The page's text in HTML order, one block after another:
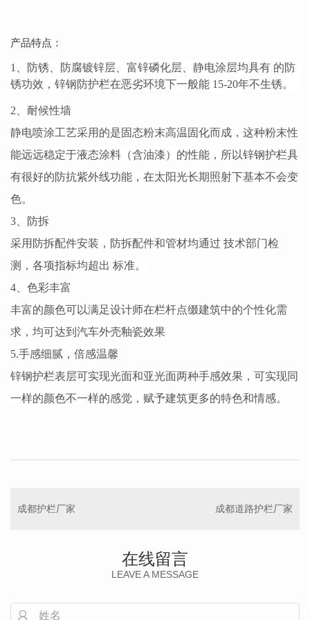
产品特点：
1、防锈、防腐镀锌层、富锌磷化层、静电涂层均具有 的防
锈功效，锌钢防护栏在恶劣环境下一般能 15-20年不生锈。
2、耐候性墙
静电喷涂工艺采用的是固态粉末高温固化而成，这种粉末性
能远远稳定于液态涂料（含油漆）的性能，所以锌钢护栏具
有很好的防抗紫外线功能，在太阳光长期照射下基本不会变
色。
3、防拆
采用防拆配件安装，防拆配件和管材均通过 技术部门检
测，各项指标均超出 标准。
4、色彩丰富
丰富的颜色可以满足设计师在栏杆点缀建筑中的个性化需
求，均可达到汽车外壳釉瓷效果
5.手感细腻，倍感温馨
锌钢护栏表层可实现光面和亚光面两种手感效果，可实现同
一样的颜色不一样的感觉，赋予建筑更多的特色和情感。
成都护栏厂家 成都道路护栏厂家
在线留言
LEAVE A MESSAGE